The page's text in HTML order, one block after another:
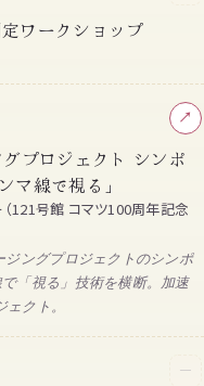
ワークショップ
プロジェクト シンポ
マ線で視る」
（121号館 コマツ100周年記念
ングプロジェクトのシンポ
「視る」技術を横断。加速
クト。
↗
─